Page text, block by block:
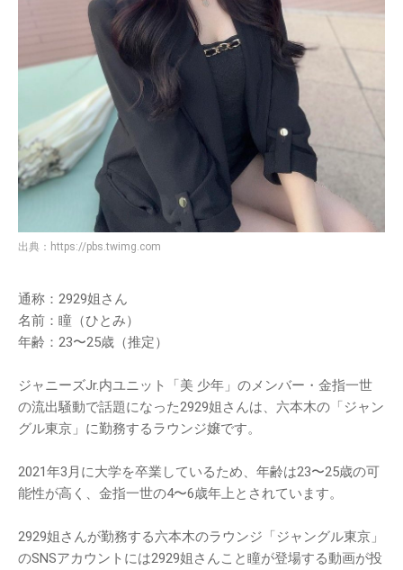
出典： https://pbs.twimg.com
通称：2929姐さん
名前：瞳（ひとみ）
年齢：23〜25歳（推定）
ジャニーズJr.内ユニット「美 少年」のメンバー・金指一世
の流出騒動で話題になった2929姐さんは、六本木の「ジャン
グル東京」に勤務するラウンジ嬢です。
2021年3月に大学を卒業しているため、年齢は23〜25歳の可
能性が高く、金指一世の4〜6歳年上とされています。
2929姐さんが勤務する六本木のラウンジ「ジャングル東京」
のSNSアカウントには2929姐さんこと瞳が登場する動画が投